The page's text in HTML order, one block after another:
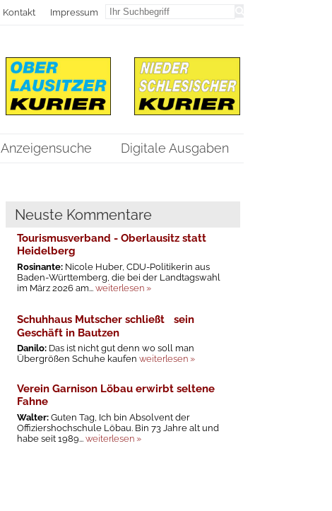
Kontakt Impressum
Anzeigensuche Digitale Ausgaben
Neuste Kommentare
Tourismusverband - Oberlausitz statt
Heidelberg
Rosinante: Nicole Huber, CDU-Politikerin aus
Baden-Württemberg, die bei der Landtagswahl
im März 2026 am...weiterlesen »
Schuhhaus Mutscher schließt sein
Geschäft in Bautzen
Danilo: Das ist nicht gut denn wo soll man
Übergrößen Schuhe kaufenweiterlesen »
Verein Garnison Löbau erwirbt seltene
Fahne
Walter:Guten Tag, Ich bin Absolvent der
Offiziershochschule Löbau. Bin 73 Jahre alt und
habe seit 1989...weiterlesen »